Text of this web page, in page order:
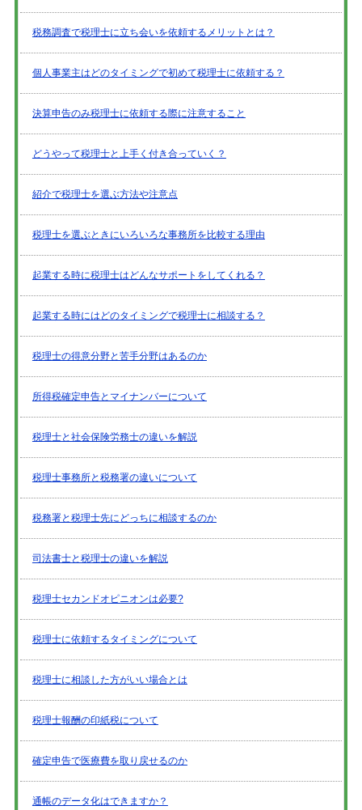
税務調査で税理士に立ち会いを依頼するメリットとは？
個人事業主はどのタイミングで初めて税理士に依頼する？
決算申告のみ税理士に依頼する際に注意すること
どうやって税理士と上手く付き合っていく？
紹介で税理士を選ぶ方法や注意点
税理士を選ぶときにいろいろな事務所を比較する理由
起業する時に税理士はどんなサポートをしてくれる？
起業する時にはどのタイミングで税理士に相談する？
税理士の得意分野と苦手分野はあるのか
所得税確定申告とマイナンバーについて
税理士と社会保険労務士の違いを解説
税理士事務所と税務署の違いについて
税務署と税理士先にどっちに相談するのか
司法書士と税理士の違いを解説
税理士セカンドオピニオンは必要?
税理士に依頼するタイミングについて
税理士に相談した方がいい場合とは
税理士報酬の印紙税について
確定申告で医療費を取り戻せるのか
通帳のデータ化はできますか？